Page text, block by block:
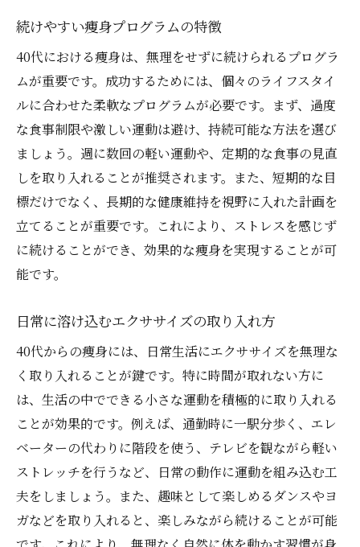
続けやすい痩身プログラムの特徴
40代における痩身は、無理をせずに続けられるプログラ
ムが重要です。成功するためには、個々のライフスタイ
ルに合わせた柔軟なプログラムが必要です。まず、過度
な食事制限や激しい運動は避け、持続可能な方法を選び
ましょう。週に数回の軽い運動や、定期的な食事の見直
しを取り入れることが推奨されます。また、短期的な目
標だけでなく、長期的な健康維持を視野に入れた計画を
立てることが重要です。これにより、ストレスを感じず
に続けることができ、効果的な痩身を実現することが可
能です。
日常に溶け込むエクササイズの取り入れ方
40代からの痩身には、日常生活にエクササイズを無理な
く取り入れることが鍵です。特に時間が取れない方に
は、生活の中でできる小さな運動を積極的に取り入れる
ことが効果的です。例えば、通勤時に一駅分歩く、エレ
ベーターの代わりに階段を使う、テレビを観ながら軽い
ストレッチを行うなど、日常の動作に運動を組み込む工
夫をしましょう。また、趣味として楽しめるダンスやヨ
ガなどを取り入れると、楽しみながら続けることが可能